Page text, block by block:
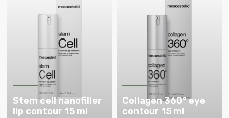
Stem cell nanofiller
lip contour 15 ml
Collagen 360° eye
contour 15 ml